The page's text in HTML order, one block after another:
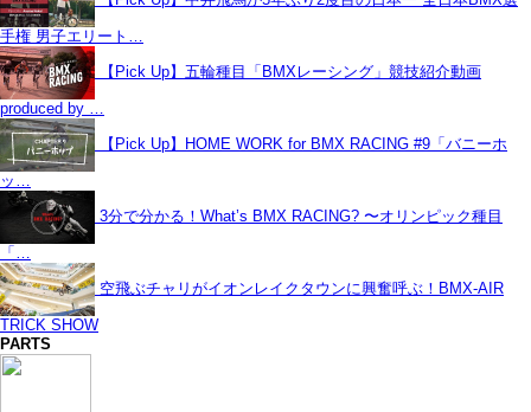
手権 男子エリート…
【Pick Up】五輪種目「BMXレーシング」競技紹介動画
produced by …
【Pick Up】HOME WORK for BMX RACING #9「バニーホ
ッ…
3分で分かる！What’s BMX RACING? 〜オリンピック種目
「…
空飛ぶチャリがイオンレイクタウンに興奮呼ぶ！BMX-AIR
TRICK SHOW
PARTS